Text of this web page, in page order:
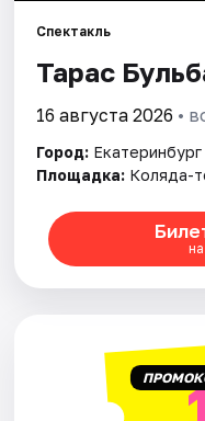
Площадки
Артисты
Рейтинги
Спектакль
Тарас
16 августа 2026 •
Город: Екатеринбург
Площадка: Коляда-